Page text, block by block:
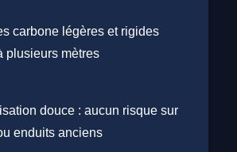
carbone légères et rigides
plusieurs mètres
douce : aucun risque sur
enduits anciens